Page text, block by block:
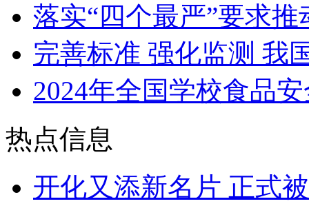
落实“四个最严”要求
完善标准 强化监测 我
2024年全国学校食品
热点信息
开化又添新名片 正式